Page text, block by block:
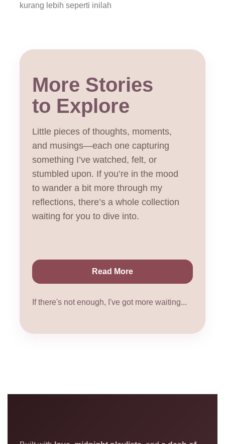
kurang lebih seperti inilah
More Stories
to Explore
Little pieces of thoughts, moments,
and musings—each one capturing
something I’ve watched, felt, or
stumbled upon. If you’re in the mood
to wander a bit more through my
reflections, there’s a whole collection
waiting for you to dive into.
Read More
If there's not enough, I've got more waiting...